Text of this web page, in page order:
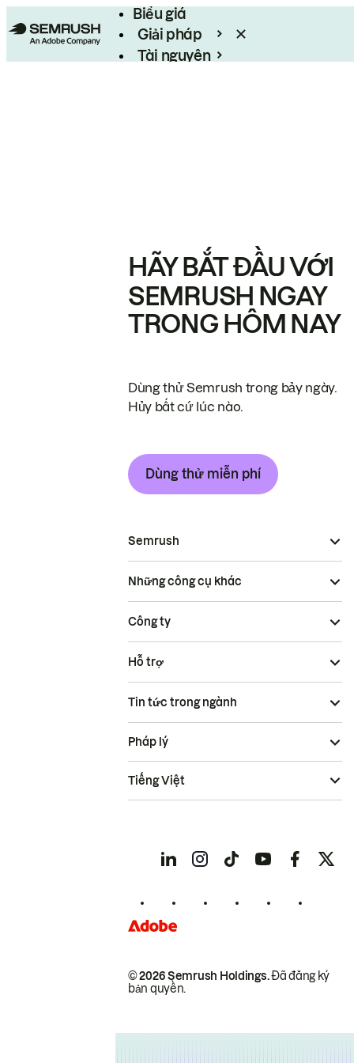
Biểu giá
Giải pháp
Tài nguyên
HÃY BẮT ĐẦU VỚI
SEMRUSH NGAY
TRONG HÔM NAY
Dùng thử Semrush trong bảy ngày.
Hủy bất cứ lúc nào.
Dùng thử miễn phí
Semrush
Những công cụ khác
Công ty
Hỗ trợ
Tin tức trong ngành
© 2026 Semrush Holdings.Đã đăng ký
bản quyền.
Pháp lý
Tiếng Việt